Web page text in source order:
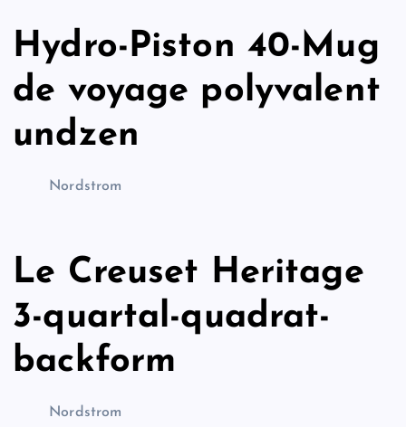
Hydro-Piston 40-Mug
de voyage polyvalent
undzen
Nordstrom
Le Creuset Heritage
3-quartal-quadrat-
backform
Nordstrom